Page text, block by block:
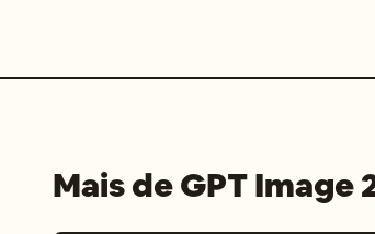
de pincel marrom escuro.
Mais de GPT Image